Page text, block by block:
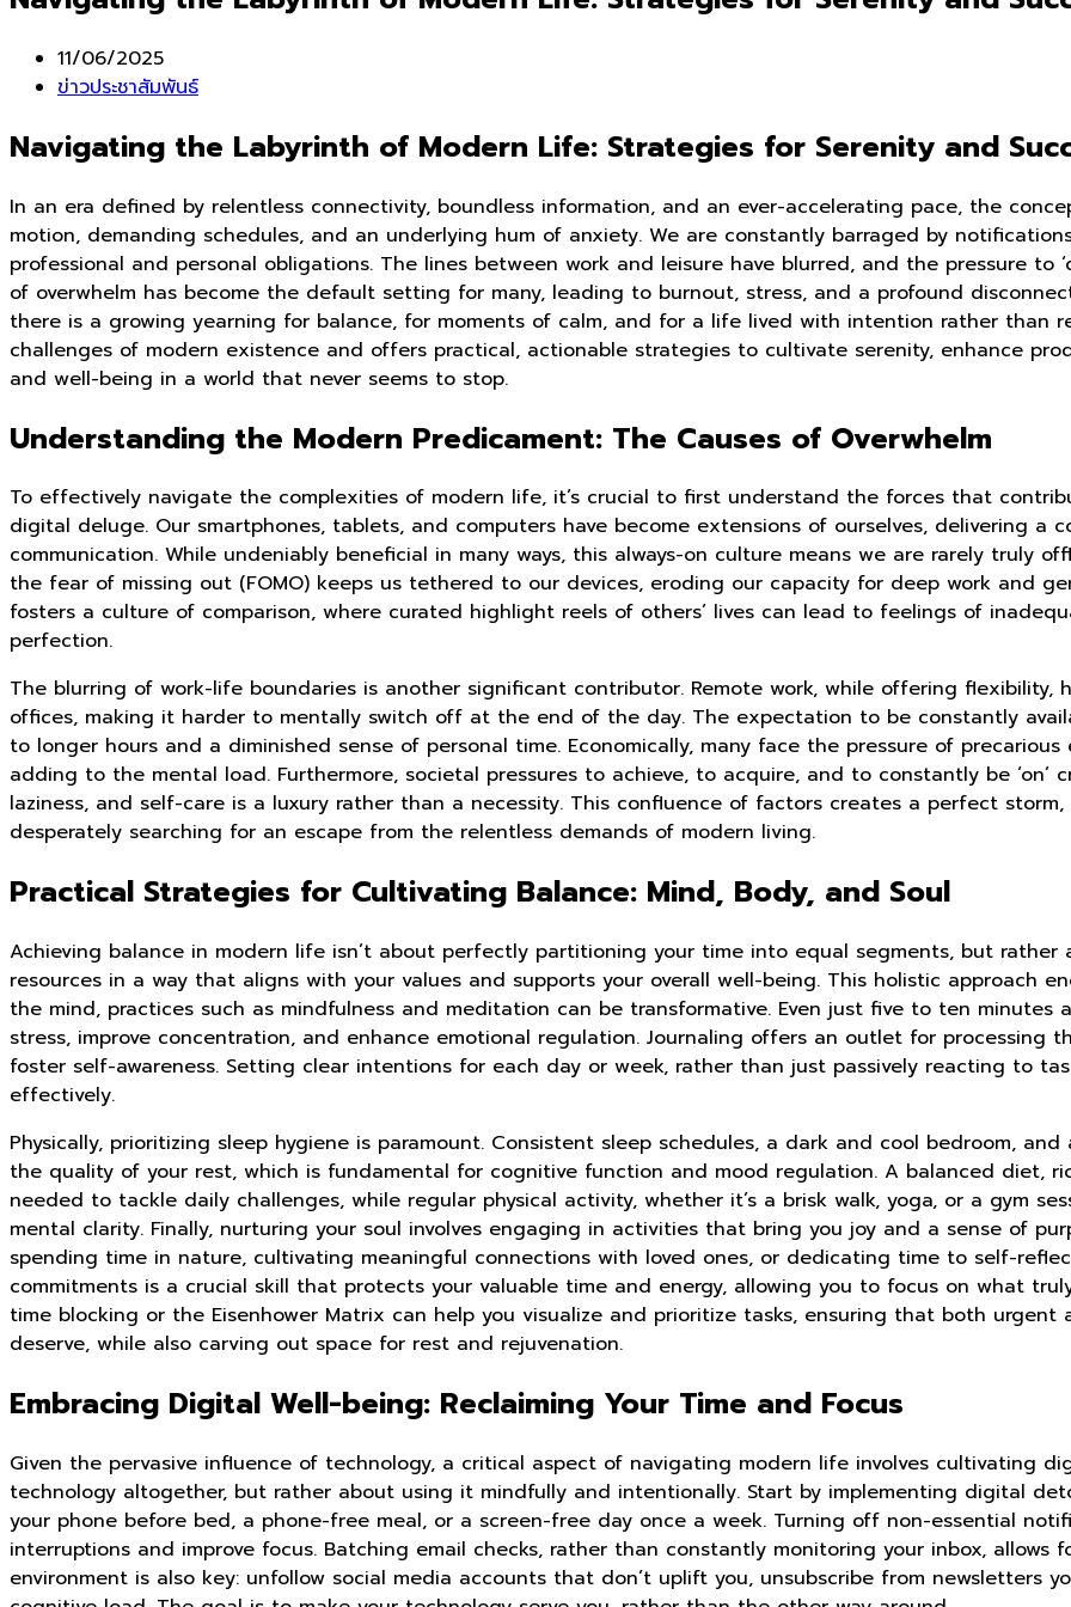
Post
published:
11/06/2025
Post
ข่าวประชาสัมพันธ์
Navigating the Labyrinth of Modern Life: Strategies for Serenity and
In an era defined by relentless connectivity, boundless information, and an ever-accelerating pace, the
motion, demanding schedules, and an underlying hum of anxiety. We are constantly barraged by
professional and personal obligations. The lines between work and leisure have blurred, and the pressure to
of overwhelm has become the default setting for many, leading to burnout, stress, and a profound
there is a growing yearning for balance, for moments of calm, and for a life lived with intention rather than
challenges of modern existence and offers practical, actionable strategies to cultivate serenity, enhance
and well-being in a world that never seems to stop.
Understanding the Modern Predicament: The Causes of Overwhelm
To effectively navigate the complexities of modern life, it’s crucial to first understand the forces that
digital deluge. Our smartphones, tablets, and computers have become extensions of ourselves, delivering
communication. While undeniably beneficial in many ways, this always-on culture means we are rarely truly
the fear of missing out (FOMO) keeps us tethered to our devices, eroding our capacity for deep work and
fosters a culture of comparison, where curated highlight reels of others’ lives can lead to feelings of
perfection.
The blurring of work-life boundaries is another significant contributor. Remote work, while offering flexibility,
offices, making it harder to mentally switch off at the end of the day. The expectation to be constantly
to longer hours and a diminished sense of personal time. Economically, many face the pressure of
adding to the mental load. Furthermore, societal pressures to achieve, to acquire, and to constantly be
laziness, and self-care is a luxury rather than a necessity. This confluence of factors creates a perfect
desperately searching for an escape from the relentless demands of modern living.
Practical Strategies for Cultivating Balance: Mind, Body, and Soul
Achieving balance in modern life isn’t about perfectly partitioning your time into equal segments, but rather
resources in a way that aligns with your values and supports your overall well-being. This holistic approach
the mind, practices such as mindfulness and meditation can be transformative. Even just five to ten
stress, improve concentration, and enhance emotional regulation. Journaling offers an outlet for
foster self-awareness. Setting clear intentions for each day or week, rather than just passively reacting to
effectively.
Physically, prioritizing sleep hygiene is paramount. Consistent sleep schedules, a dark and cool bedroom,
the quality of your rest, which is fundamental for cognitive function and mood regulation. A balanced diet,
needed to tackle daily challenges, while regular physical activity, whether it’s a brisk walk, yoga, or a gym
mental clarity. Finally, nurturing your soul involves engaging in activities that bring you joy and a sense of
spending time in nature, cultivating meaningful connections with loved ones, or dedicating time to self-
commitments is a crucial skill that protects your valuable time and energy, allowing you to focus on what
time blocking or the Eisenhower Matrix can help you visualize and prioritize tasks, ensuring that both
deserve, while also carving out space for rest and rejuvenation.
Embracing Digital Well-being: Reclaiming Your Time and Focus
Given the pervasive influence of technology, a critical aspect of navigating modern life involves cultivating
technology altogether, but rather about using it mindfully and intentionally. Start by implementing digital
your phone before bed, a phone-free meal, or a screen-free day once a week. Turning off non-essential
interruptions and improve focus. Batching email checks, rather than constantly monitoring your inbox,
environment is also key: unfollow social media accounts that don’t uplift you, unsubscribe from newsletters